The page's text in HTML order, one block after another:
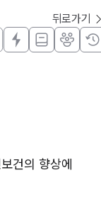
뒤로가기
건의 향상에